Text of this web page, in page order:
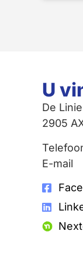
U
De
2905
E-